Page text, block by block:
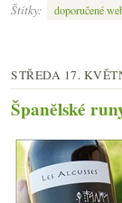
Štítky:
doporučené
STŘEDA 17.
Španělské